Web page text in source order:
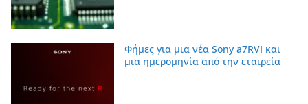
Φήμες για μια νέα Sony a7RVI και
μια ημερομηνία από την εταιρεία